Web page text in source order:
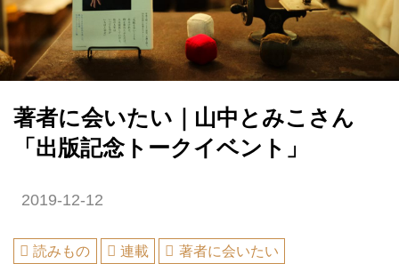
著者に会いたい｜山中とみこさん
「出版記念トークイベント」
2019-12-12
読みもの 連載
著者に会いたい